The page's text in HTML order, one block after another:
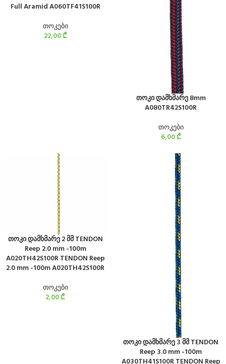
Full Aramid A060TF41S100R
თოკები
22,00₾
თოკი დამხმარე 8mm
A080TR42S100R
თოკები
6,00₾
თოკი დამხმარე 2 მმ TENDON
Reep 2.0 mm -100m
A020TH42S100R TENDON Reep
2.0 mm -100m A020TH42S100R
თოკები
2,00₾
თოკი დამხმარე 3 მმ TENDON
Reep 3.0 mm -100m